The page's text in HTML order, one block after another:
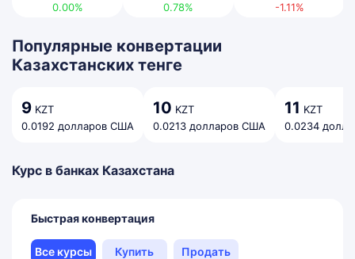
0.00%
0.78%
-1.11%
Популярные конвертации
Казахстанских тенге
9 KZT
0.0192 долларов США
10 KZT
0.0213 долларов США
11 KZT
0.0234
Курс в банках Казахстана
Быстрая конвертация
Все курсы Купить Продать